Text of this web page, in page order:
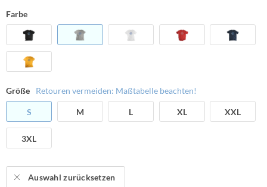
Farbe
Größe Retouren vermeiden: Maßtabelle beachten!
S M L XL XXL
3XL
Auswahl zurücksetzen